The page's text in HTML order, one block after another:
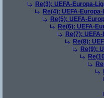
Re(3): UEFA-Europa-
Re(4): UEFA-
Re(5): UEFA-
Re(6): UEFA-
Re(7):
Re(8):
Re(9):